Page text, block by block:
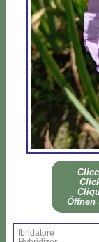
Öff­nen
Ibri­da­to­re